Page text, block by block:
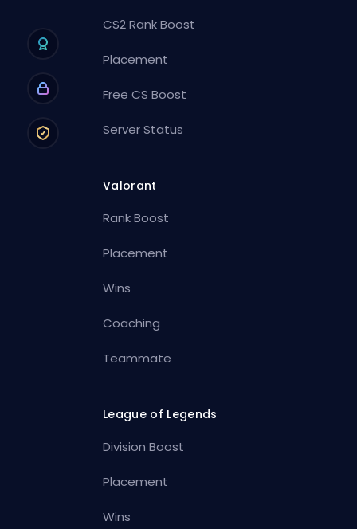
CS2 Rank Boost
Placement
Free CS Boost
Server Status
Valorant
Rank Boost
Placement
Wins
Coaching
Teammate
League of Legends
Division Boost
Placement
Wins